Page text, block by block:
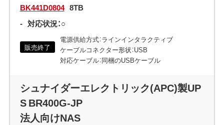
BK441D0804 8TB
- 対応状況：○
販売終了
電源供給方式：ラインインタラクティブ
ケーブルコネクター形状：USB
対応ケーブル：同梱のUSBケーブル
シュナイダーエレクトリック(APC)製UP
S BR400G-JP
法人向けNAS